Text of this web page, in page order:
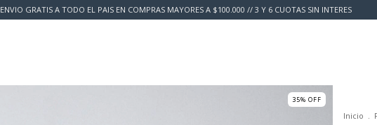
ENVIO GRATIS A TODO EL PAIS EN COMPRAS MAYORES A $100.000 // 3 Y 6 CUOTAS SIN INTERES
35% OFF
Inicio